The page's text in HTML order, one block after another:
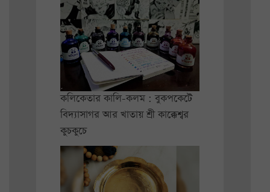
কলিকেতার কালি-কলম : বুকপকেটে
বিদ্যাসাগর আর খাতায় শ্রী কাক্কেশ্বর
কুচকুচে